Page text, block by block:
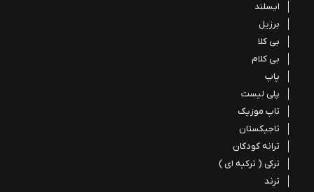
ایسلند
برزیل
بی کلا
بی کلام
پاپ
پلی لیست
تاپ موزیک
تاجیکستان
ترانه کودکان
ترکی ( ترکیه ای )
ترند